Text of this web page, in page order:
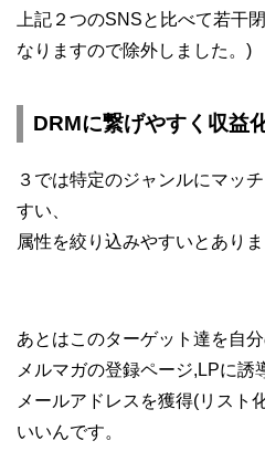
上記２つのSNSと比べて若干
なりますので除外しました。)
DRMに繋げやすく収益
３では特定のジャンルにマッ
すい、
属性を絞り込みやすいとありま
あとはこのターゲット達を自
メルマガの登録ページ,LPに誘
メールアドレスを獲得(リスト
いいんです。